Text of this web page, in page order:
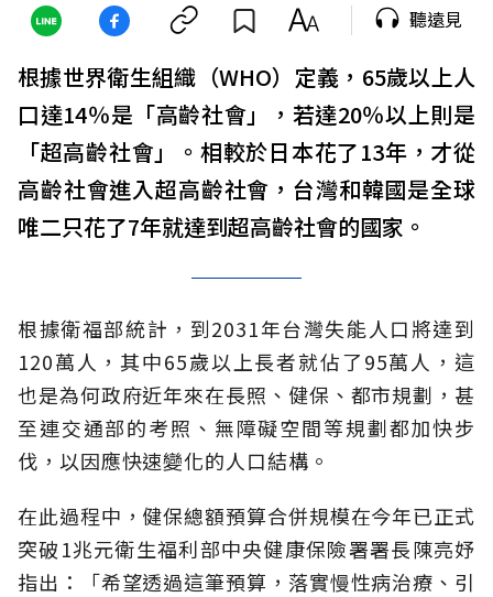
聽遠見
根據世界衛生組織（WHO）定義，65歲以上人
口達14％是「高齡社會」，若達20％以上則是
「超高齡社會」。相較於日本花了13年，才從
高齡社會進入超高齡社會，台灣和韓國是全球
唯二只花了7年就達到超高齡社會的國家。
根據衛福部統計，到2031年台灣失能人口將達到
120萬人，其中65歲以上長者就佔了95萬人，這
也是為何政府近年來在長照、健保、都市規劃，甚
至連交通部的考照、無障礙空間等規劃都加快步
伐，以因應快速變化的人口結構。
在此過程中，健保總額預算合併規模在今年已正式
突破1兆元衛生福利部中央健康保險署署長陳亮妤
指出：「希望透過這筆預算，落實慢性病治療、引